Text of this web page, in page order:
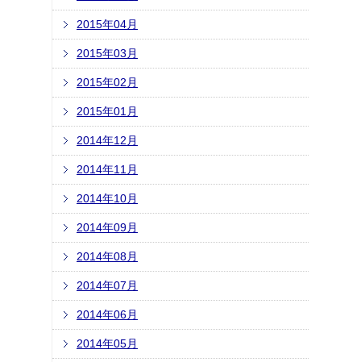
2015年04月
2015年03月
2015年02月
2015年01月
2014年12月
2014年11月
2014年10月
2014年09月
2014年08月
2014年07月
2014年06月
2014年05月